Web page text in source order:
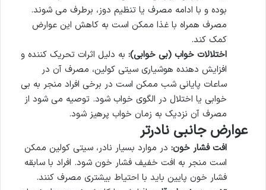
بوده و با ادامه مصرف یا تنظیم دوز، برطرف می شوند.
مصرف همراه با غذا ممکن است به کاهش این عوارض
کمک کند.
اختلالات خواب (بی خوابی): به دلیل اثرات تحریک کننده و
افزایش دهنده هوشیاری سیتی کولین، مصرف آن در
ساعات پایانی شب ممکن است در برخی افراد منجر به بی
خوابی یا اختلال در الگوی خواب شود. توصیه می شود از
مصرف آن نزدیک به زمان خواب پرهیز شود.
عوارض جانبی نادرتر
افت فشار خون: در موارد بسیار نادر، سیتی کولین ممکن
است منجر به افت خفیف فشار خون شود. افراد با سابقه
فشار خون پایین باید با احتیاط بیشتری مصرف کنند.